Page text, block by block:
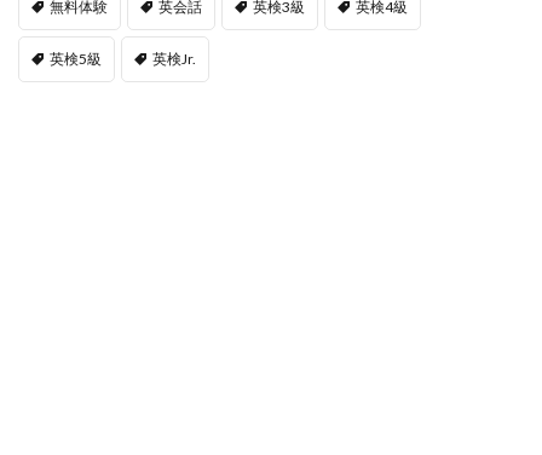
無料体験 英会話 英検3級 英検4級
英検5級 英検Jr.